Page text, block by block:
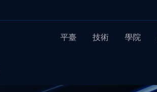
平臺 技術 學院